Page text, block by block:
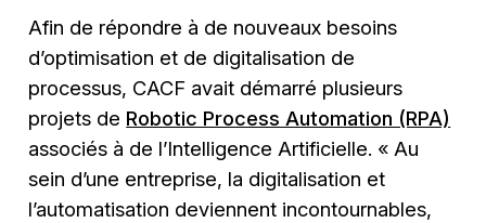
Afin de répondre à de nouveaux besoins
d’optimisation et de digitalisation de
processus, CACF avait démarré plusieurs
projets de Robotic Process Automation (RPA)
associés à de l’Intelligence Artificielle. « Au
sein d’une entreprise, la digitalisation et
l’automatisation deviennent incontournables,